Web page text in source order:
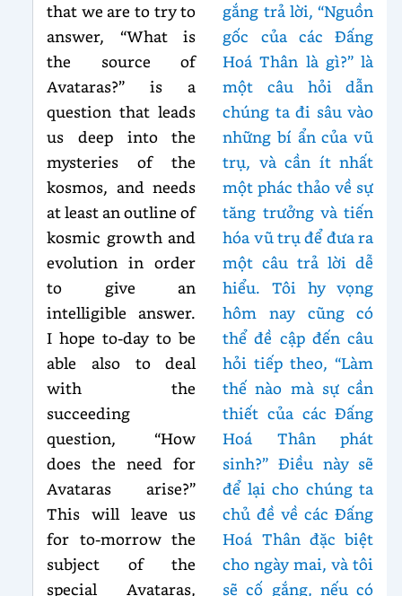
that we are to try to
answer, “What is
the source of
Avataras?” is a
question that leads
us deep into the
mysteries of the
kosmos, and needs
at least an outline of
kosmic growth and
evolution in order
to give an
intelligible answer.
I hope to-day to be
able also to deal
with the
succeeding
question, “How
does the need for
Avataras arise?”
This will leave us
for to-morrow the
subject of the
special Avataras,
gắng trả lời, “Nguồn
gốc của các Đấng
Hoá Thân là gì?” là
một câu hỏi dẫn
chúng ta đi sâu vào
những bí ẩn của vũ
trụ, và cần ít nhất
một phác thảo về sự
tăng trưởng và tiến
hóa vũ trụ để đưa ra
một câu trả lời dễ
hiểu. Tôi hy vọng
hôm nay cũng có
thể đề cập đến câu
hỏi tiếp theo, “Làm
thế nào mà sự cần
thiết của các Đấng
Hoá Thân phát
sinh?” Điều này sẽ
để lại cho chúng ta
chủ đề về các Đấng
Hoá Thân đặc biệt
cho ngày mai, và tôi
sẽ cố gắng, nếu có